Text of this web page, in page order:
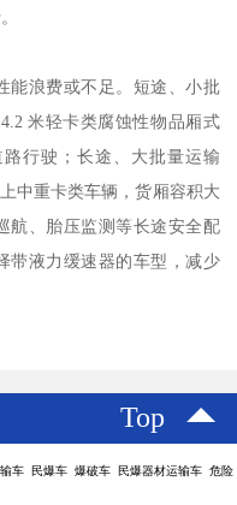
能浪费或不足。短途、小批
米轻卡类腐蚀性物品厢式
行驶；长途、大批量运输
中重卡类车辆，货厢容积大
航、胎压监测等长途安全配
带液力缓速器的车型，减少
Top
车 民爆车 爆破车 民爆器材运输车 危险